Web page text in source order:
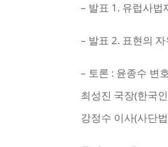
– 발표 1. 유럽사법
– 발표 2. 표현의
– 토론 : 윤종수 변
최성진 국장(한국
강정수 이사(사단